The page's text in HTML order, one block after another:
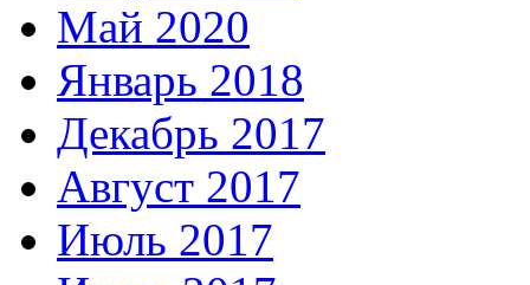
Май 2020
Январь 2018
Декабрь 2017
Август 2017
Июль 2017